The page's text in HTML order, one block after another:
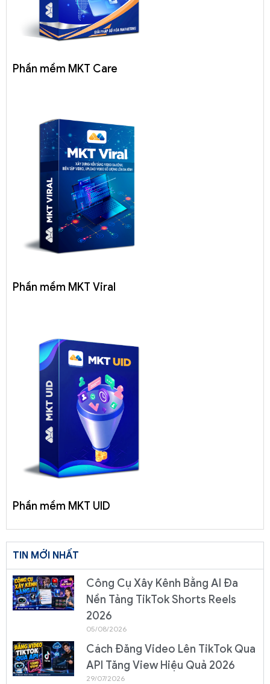
Phần mềm MKT Care
Phần mềm MKT Viral
Phần mềm MKT UID
TIN MỚI NHẤT
Công Cụ Xây Kênh Bằng AI Đa
Nền Tảng TikTok Shorts Reels
2026
05/08/2026
Cách Đăng Video Lên TikTok Qua
API Tăng View Hiệu Quả 2026
29/07/2026